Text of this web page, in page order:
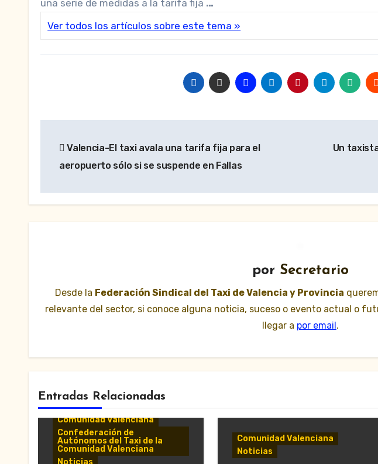
una serie de medidas a la tarifa fija …
Ver todos los artículos sobre este tema »
de Valencia-El taxi avala una tarifa fija para el
aeropuerto sólo si se suspende en Fallas
Un
por Secretario
Desde la Federación Sindical del Taxi de Valencia y Provincia
relevante del sector, si conoce alguna noticia, suceso o evento actual o
llegar a por email.
Entradas Relacionadas
Comunicados y notas de
prensa
Comunidad Valenciana
Confederación de
Autónomos del Taxi de la
Comunidad Valenciana
Noticias
Comunidad Valenciana
Noticias